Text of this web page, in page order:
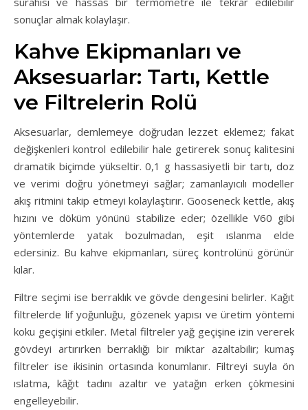
sonuçlar almak kolaylaşır.
Kahve Ekipmanları ve
Aksesuarlar: Tartı, Kettle
ve Filtrelerin Rolü
Aksesuarlar, demlemeye doğrudan lezzet eklemez; fakat
değişkenleri kontrol edilebilir hale getirerek sonuç kalitesini
dramatik biçimde yükseltir. 0,1 g hassasiyetli bir tartı, doz
ve verimi doğru yönetmeyi sağlar; zamanlayıcılı modeller
akış ritmini takip etmeyi kolaylaştırır. Gooseneck kettle, akış
hızını ve döküm yönünü stabilize eder; özellikle V60 gibi
yöntemlerde yatak bozulmadan, eşit ıslanma elde
edersiniz. Bu kahve ekipmanları, süreç kontrolünü görünür
kılar.
Filtre seçimi ise berraklık ve gövde dengesini belirler. Kağıt
filtrelerde lif yoğunluğu, gözenek yapısı ve üretim yöntemi
koku geçişini etkiler. Metal filtreler yağ geçişine izin vererek
gövdeyi artırırken berraklığı bir miktar azaltabilir; kumaş
filtreler ise ikisinin ortasında konumlanır. Filtreyi suyla ön
ıslatma, kâğıt tadını azaltır ve yatağın erken çökmesini
engelleyebilir.